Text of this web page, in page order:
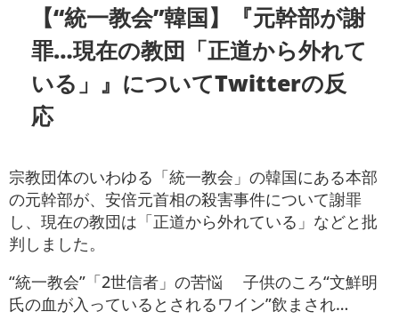
【“統一教会”韓国】『元幹部が謝
罪…現在の教団「正道から外れて
いる」』についてTwitterの反
応
宗教団体のいわゆる「統一教会」の韓国にある本部
の元幹部が、安倍元首相の殺害事件について謝罪
し、現在の教団は「正道から外れている」などと批
判しました。
“統一教会”「2世信者」の苦悩 子供のころ“文鮮明
氏の血が入っているとされるワイン”飲まされ…